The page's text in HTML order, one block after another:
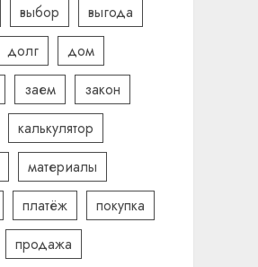
выбор
выгода
долг
дом
заем
закон
калькулятор
материалы
платёж
покупка
продажа